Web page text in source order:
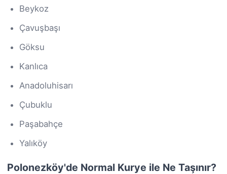
Beykoz
Çavuşbaşı
Göksu
Kanlıca
Anadoluhisarı
Çubuklu
Paşabahçe
Yalıköy
Polonezköy'de Normal Kurye ile Ne Taşınır?